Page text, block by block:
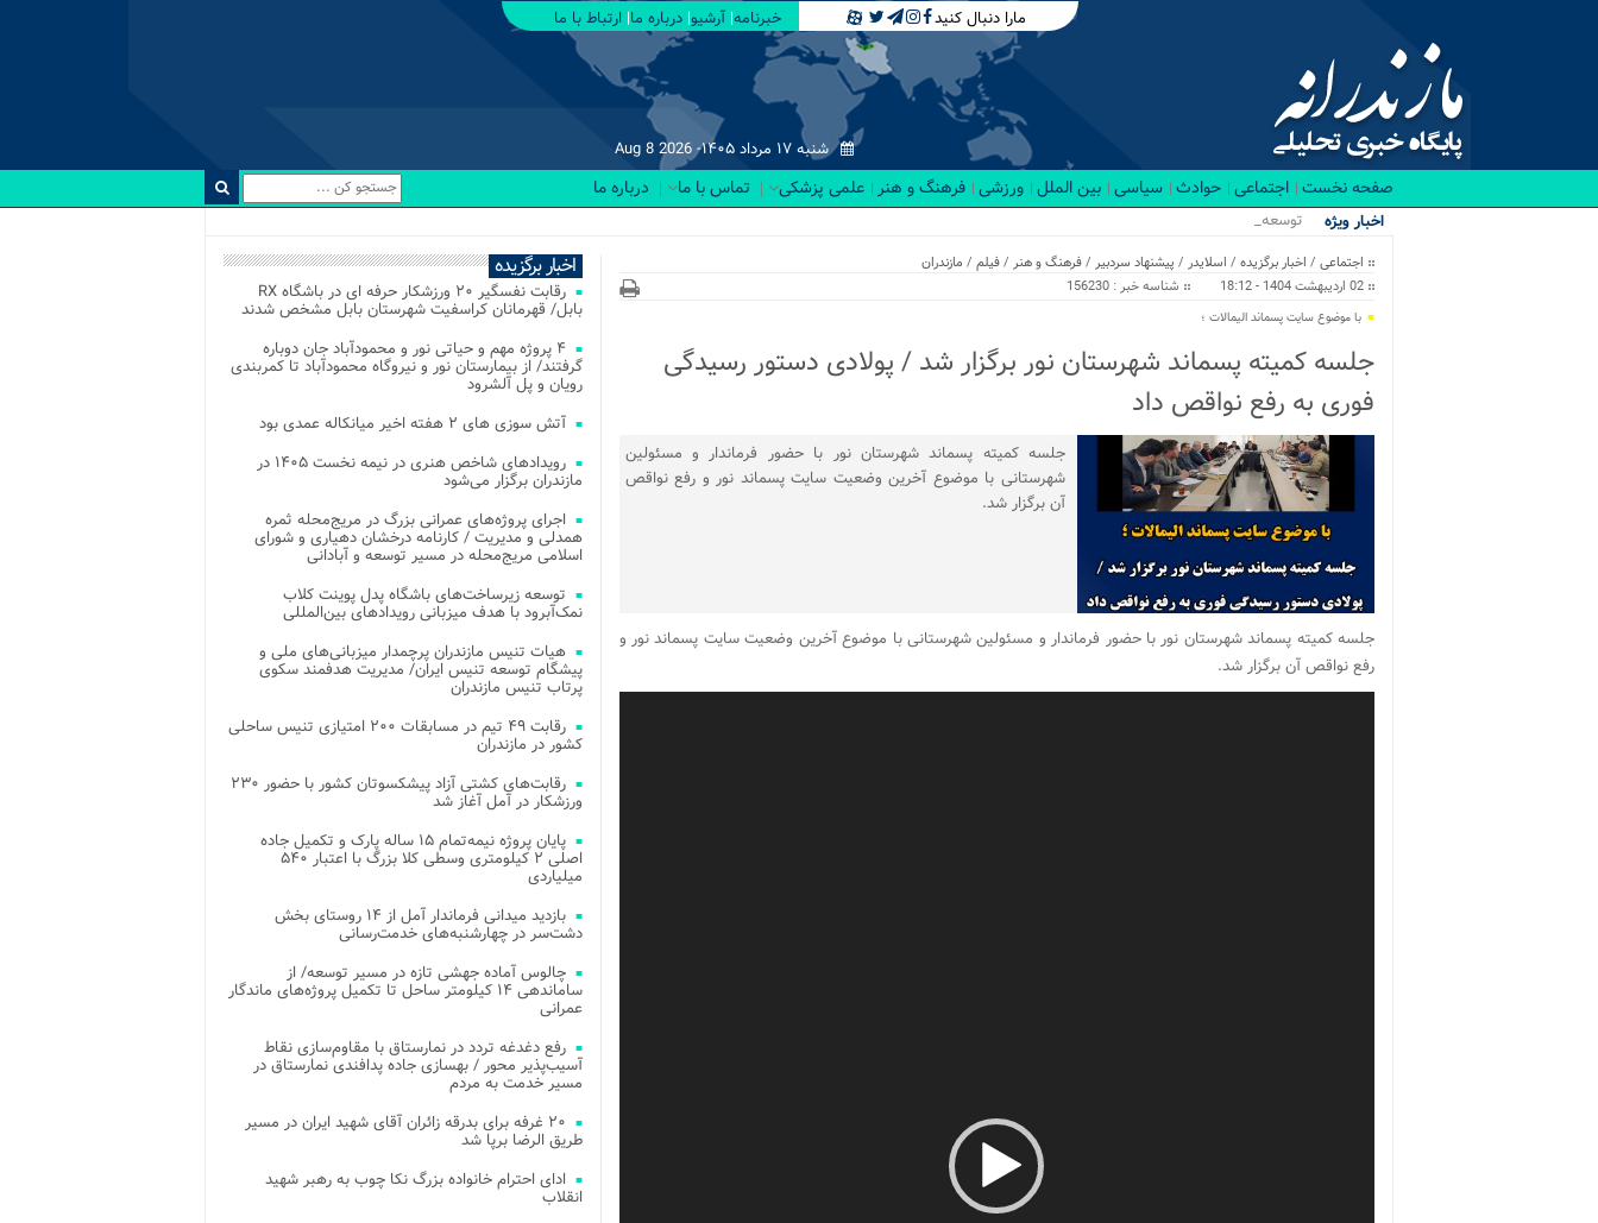
مارا دنبال کنید خبرنامه آرشیو درباره ما ارتباط با ما
شنبه ۱۷ مرداد ۱۴۰۵- Aug 8 2026
صفحه نخست اجتماعی حوادث سیاسی بین الملل ورزشی فرهنگ و هنر علمی پزشکی تماس با ما درباره ما
اخبار ویژه توسعه زیرساخت_
اجتماعی / اخبار برگزیده / اسلایدر / پیشنهاد سردبیر /فرهنگ و هنر /فیلم / مازندران
02 اردیبهشت 1404 - 18:12
شناسه خبر : 156230
با موضوع سایت پسماند الیمالات ؛
جلسه کمیته پسماند شهرستان نور برگزار شد / پولادی دستور رسیدگی
فوری به رفع نواقص داد
جلسه کمیته پسماند شهرستان نور با حضور فرماندار و مسئولین
شهرستانی با موضوع آخرین وضعیت سایت پسماند نور و رفع نواقص
آن برگزار شد.
جلسه کمیته پسماند شهرستان نور با حضور فرماندار و مسئولین شهرستانی با موضوع آخرین وضعیت سایت پسماند نور و
رفع نواقص آن برگزار شد.
اخبار برگزیده
رقابت نفسگیر ۲۰ ورزشکار حرفه ای در باشگاه RX
بابل/ قهرمانان کراسفیت شهرستان بابل مشخص شدند
۴ پروژه مهم و حیاتی نور و محمودآباد جان دوباره
گرفتند/ از بیمارستان نور و نیروگاه محمودآباد تا کمربندی
رویان و پل آلشرود
آتش‌ سوزی‌ های ۲ هفته اخیر میانکاله عمدی بود
رویدادهای شاخص هنری در نیمه نخست ۱۴۰۵ در
مازندران برگزار می‌شود
اجرای پروژه‌های عمرانی بزرگ در مریج‌محله ثمره
همدلی و مدیریت / کارنامه درخشان دهیاری و شورای
اسلامی مریج‌محله در مسیر توسعه و آبادانی
توسعه زیرساخت‌های باشگاه پدل پوینت کلاب
نمک‌آبرود با هدف میزبانی رویدادهای بین‌المللی
هیات تنیس مازندران پرچمدار میزبانی‌های ملی و
پیشگام توسعه تنیس ایران/ مدیریت هدفمند سکوی
پرتاب تنیس مازندران
رقابت ۴۹ تیم در مسابقات ۲۰۰ امتیازی تنیس ساحلی
کشور در مازندران
رقابت‌های کشتی آزاد پیشکسوتان کشور با حضور ۲۳۰
ورزشکار در آمل آغاز شد
پایان پروژه نیمه‌تمام ۱۵ ساله پارک و تکمیل جاده
اصلی ۲ کیلومتری وسطی کلا بزرگ با اعتبار ۵۴۰
میلیاردی
بازدید میدانی فرماندار آمل از ۱۴ روستای بخش
دشت‌سر در چهارشنبه‌های خدمت‌رسانی
چالوس آماده جهشی تازه در مسیر توسعه/ از
ساماندهی ۱۴ کیلومتر ساحل تا تکمیل پروژه‌های ماندگار
عمرانی
رفع دغدغه تردد در نمارستاق با مقاوم‌سازی نقاط
آسیب‌پذیر محور / بهسازی جاده پدافندی نمارستاق در
مسیر خدمت به مردم
۲۰ غرفه برای بدرقه زائران آقای شهید ایران در مسیر
طریق الرضا برپا شد
ادای احترام خانواده بزرگ نکا چوب به رهبر شهید
انقلاب